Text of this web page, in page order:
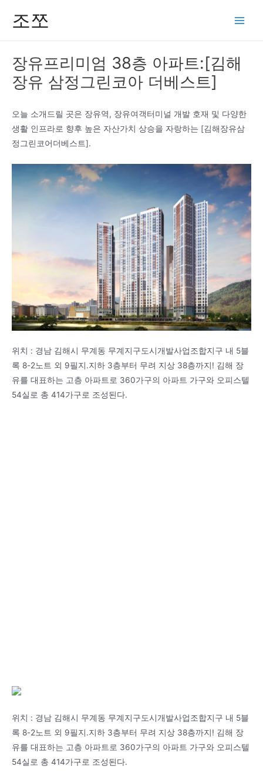
조쪼
장유프리미엄 38층 아파트:[김해
장유 삼정그린코아 더베스트]
오늘 소개드릴 곳은 장유역, 장유여객터미널 개발 호재 및 다양한
생활 인프라로 향후 높은 자산가치 상승을 자랑하는 [김해장유삼
정그린코어더베스트].
위치 : 경남 김해시 무계동 무계지구도시개발사업조합지구 내 5블
록 8-2노트 외 9필지.지하 3층부터 무려 지상 38층까지! 김해 장
유를 대표하는 고층 아파트로 360가구의 아파트 가구와 오피스텔
54실로 총 414가구로 조성된다.
위치 : 경남 김해시 무계동 무계지구도시개발사업조합지구 내 5블
록 8-2노트 외 9필지.지하 3층부터 무려 지상 38층까지! 김해 장
유를 대표하는 고층 아파트로 360가구의 아파트 가구와 오피스텔
54실로 총 414가구로 조성된다.